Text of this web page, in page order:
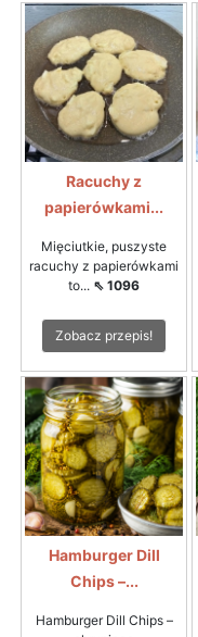
Racuchy z
papierówkami...
Mięciutkie, puszyste
racuchy z papierówkami
to... ⇖ 1096
Zobacz przepis!
Hamburger Dill
Chips –...
Hamburger Dill Chips –